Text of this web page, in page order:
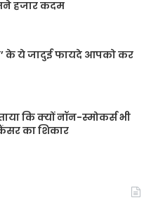
हजार कदम
के ये जादुई फायदे आपको कर
कि क्यों नॉन-स्मोकर्स भी
का शिकार